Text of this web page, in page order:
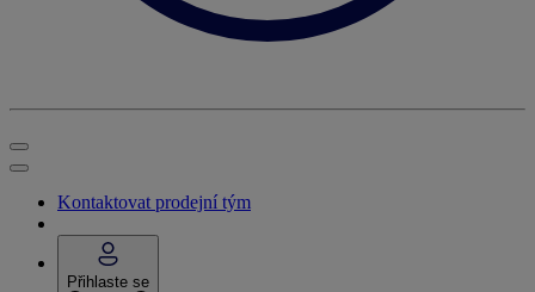
Kontaktovat prodejní tým
Přihlaste se